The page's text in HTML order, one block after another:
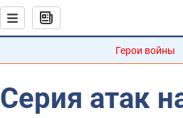
Герои войны
Серия атак